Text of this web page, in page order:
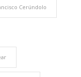
Cerúndolo